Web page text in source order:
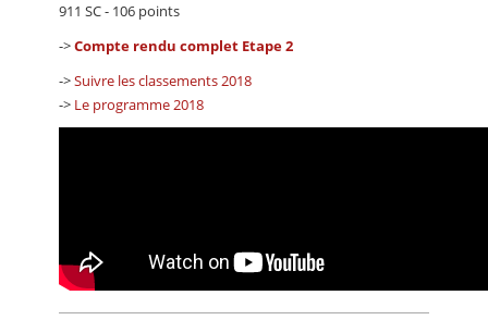
911 SC - 106 points
->Compte rendu complet Etape 2
->Suivre les classements 2018
-> Le programme 2018